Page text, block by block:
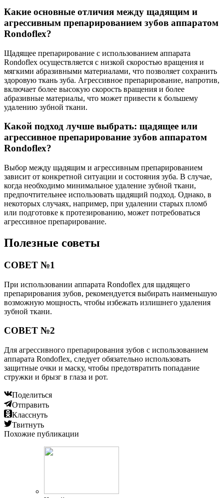
Какие основные отличия между щадящим и
агрессивным препарированием зубов аппаратом
Rondoflex?
Щадящее препарирование с использованием аппарата
Rondoflex осуществляется с низкой скоростью вращения и
мягкими абразивными материалами, что позволяет сохранить
здоровую ткань зуба. Агрессивное препарирование, напротив,
включает более высокую скорость вращения и более
абразивные материалы, что может привести к большему
удалению зубной ткани.
Какой подход лучше выбрать: щадящее или
агрессивное препарирование зубов аппаратом
Rondoflex?
Выбор между щадящим и агрессивным препарированием
зависит от конкретной ситуации и состояния зуба. В случае,
когда необходимо минимальное удаление зубной ткани,
предпочтительнее использовать щадящий подход. Однако, в
некоторых случаях, например, при удалении старых пломб
или подготовке к протезированию, может потребоваться
агрессивное препарирование.
Полезные советы
СОВЕТ №1
При использовании аппарата Rondoflex для щадящего
препарирования зубов, рекомендуется выбирать наименьшую
возможную мощность, чтобы избежать излишнего удаления
зубной ткани.
СОВЕТ №2
Для агрессивного препарирования зубов с использованием
аппарата Rondoflex, следует обязательно использовать
защитные очки и маску, чтобы предотвратить попадание
стружки и брызг в глаза и рот.
Поделиться
Отправить
Класснуть
Твитнуть
Похожие публикации